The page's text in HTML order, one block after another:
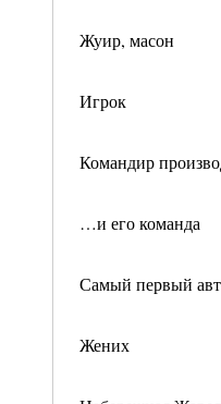
Жуир, масон
Игрок
Командир
…и его команда
Самый первый
Жених